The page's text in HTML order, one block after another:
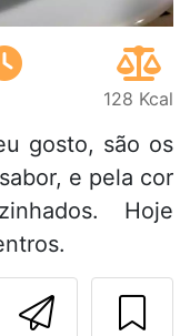
128 Kcal
gosto, são os
e pela cor
Hoje
o autor